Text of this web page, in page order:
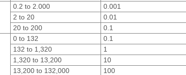
0.2 to 2.000
0.001
2 to 20
0.01
20 to 200
0.1
0 to 132
0.1
132 to 1,320
1
1,320 to 13,200
10
13,200 to 132,000
100